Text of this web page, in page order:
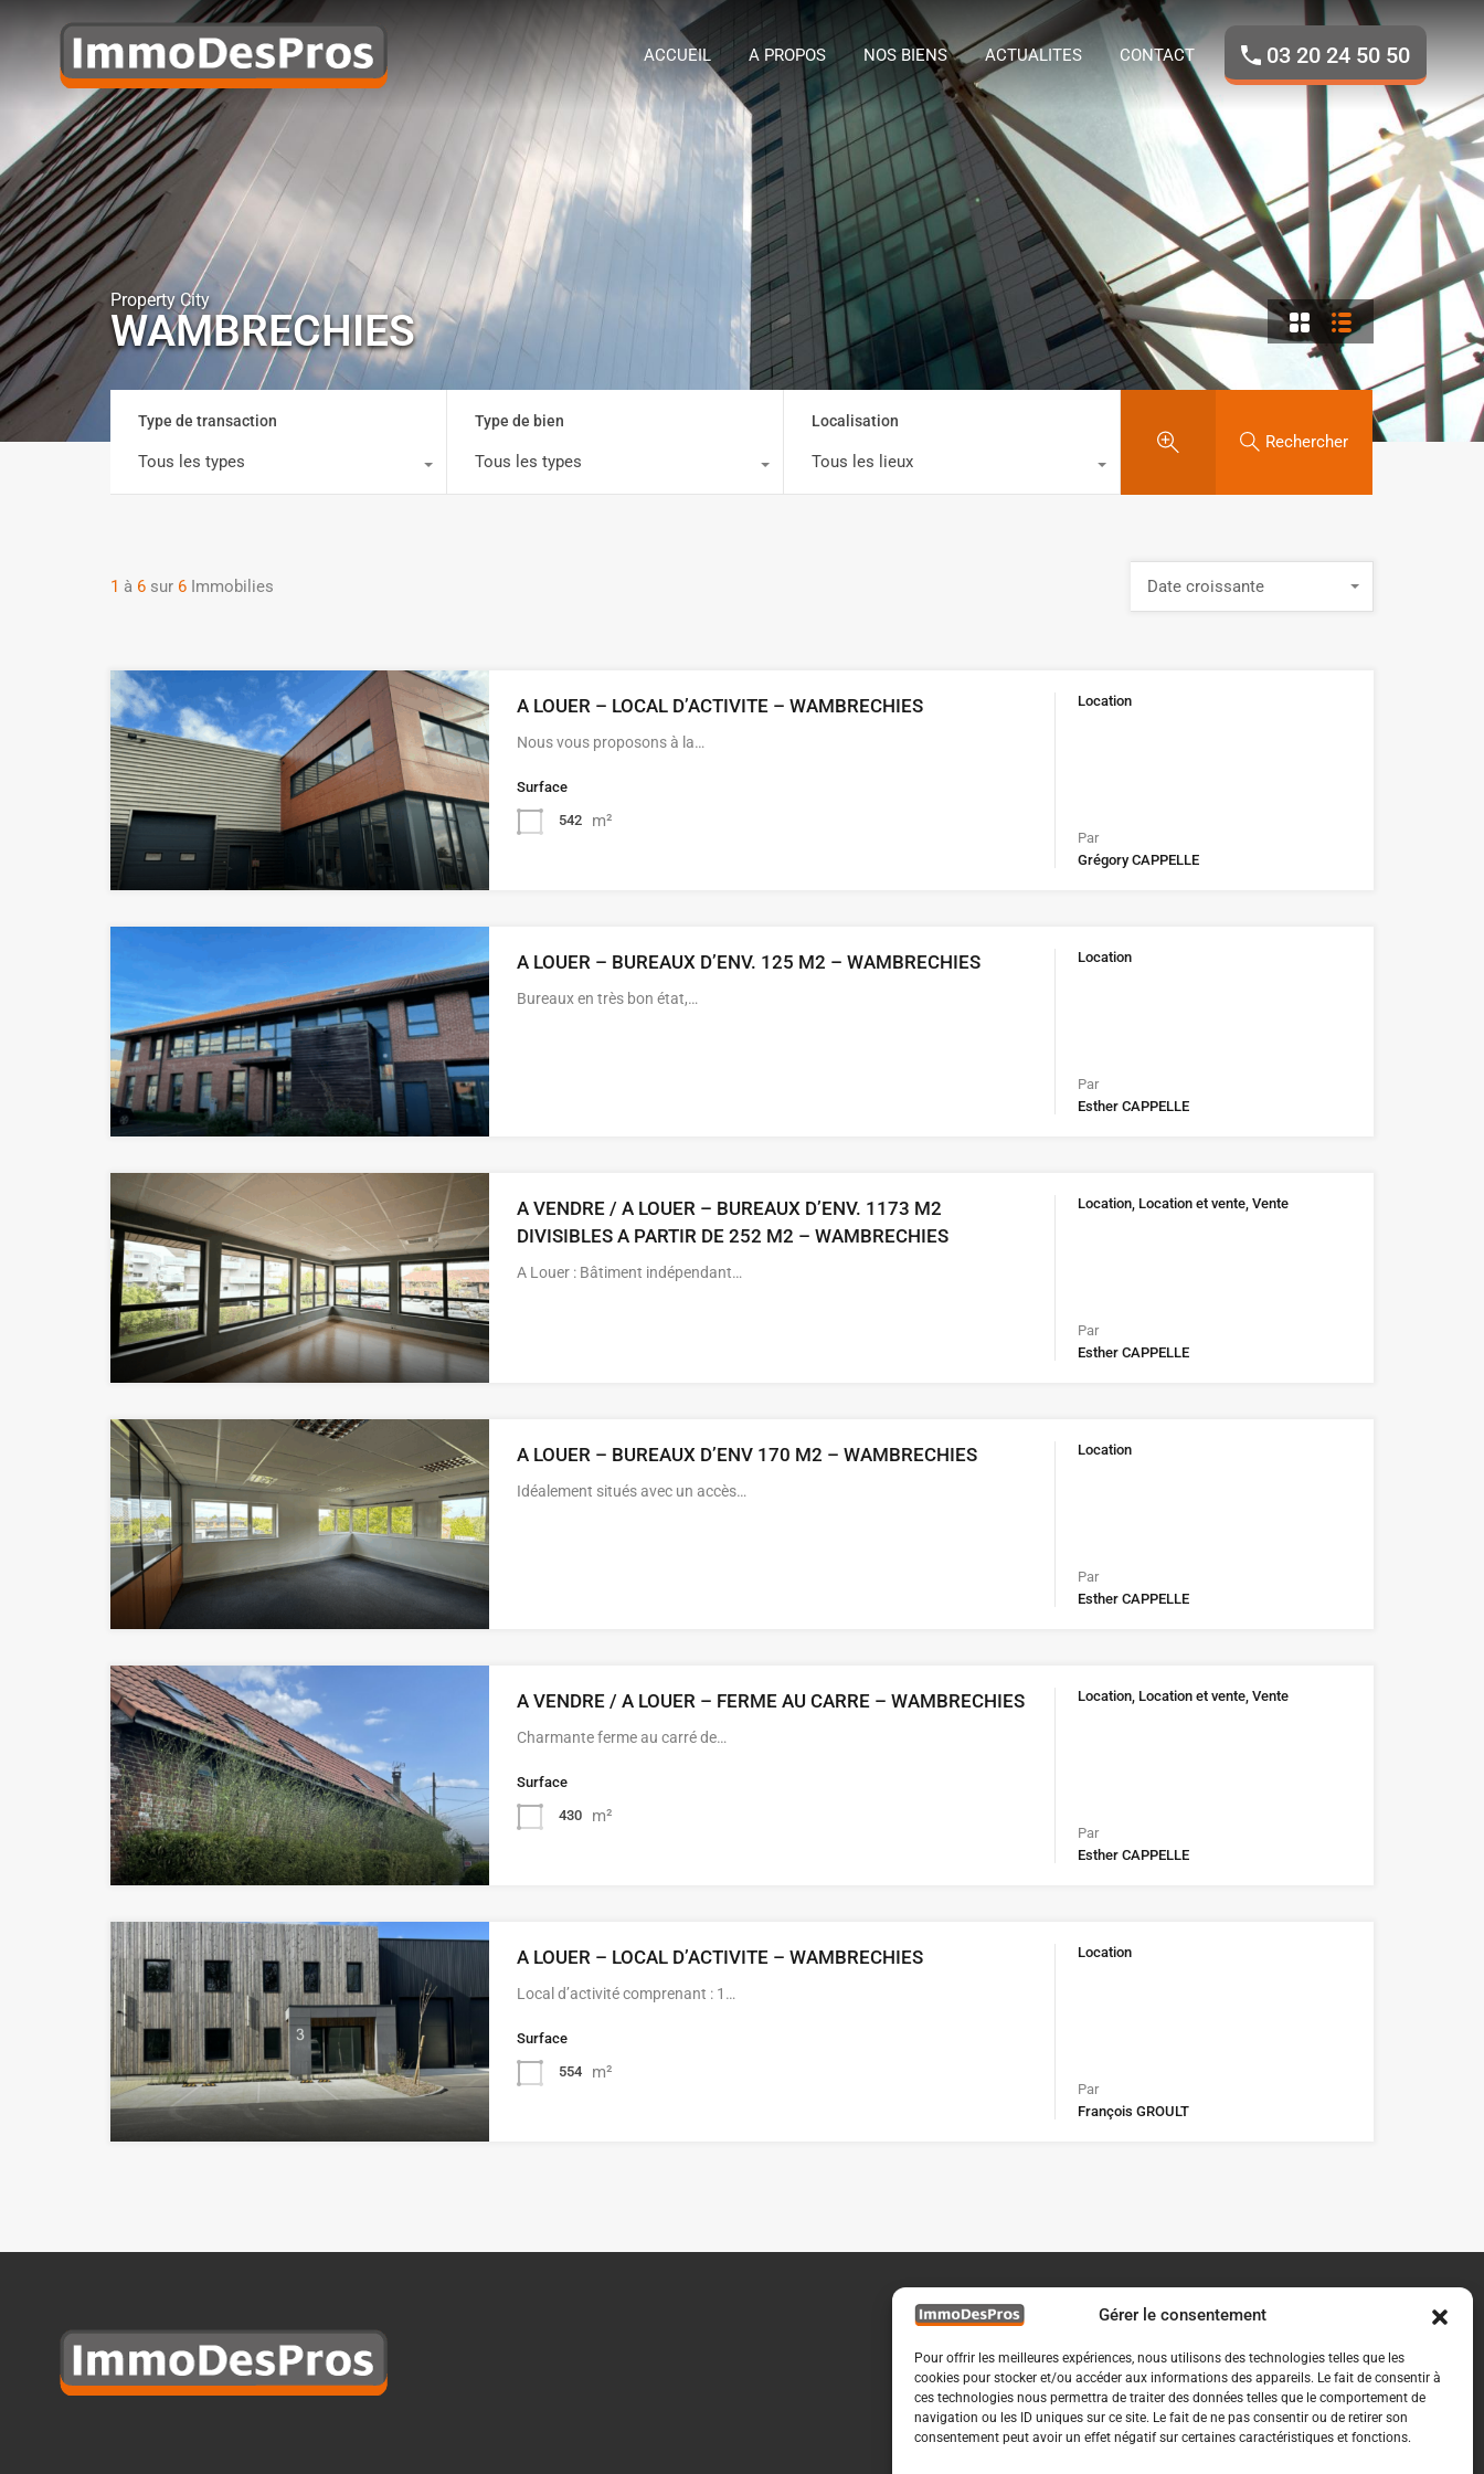
Gérer le consentement
Pour offrir les meilleures expériences, nous utilisons des technologies telles que les
cookies pour stocker et/ou accéder aux informations des appareils. Le fait de consentir à
ces technologies nous permettra de traiter des données telles que le comportement de
navigation ou les ID uniques sur ce site. Le fait de ne pas consentir ou de retirer son
consentement peut avoir un effet négatif sur certaines caractéristiques et fonctions.
ACCUEIL A PROPOS NOS BIENS ACTUALITES
ACCUEIL A PROPOS NOS BIENS ACTUALITES CONTACT 03 20 24 50 50
Property City
WAMBRECHIES
Type de transaction
Tous les types
Type de bien
Tous les types
Localisation
Tous les lieux
Rechercher
1 à 6 sur 6 Immobilies Date croissante
A LOUER – LOCAL D’ACTIVITE – WAMBRECHIES
Nous vous proposons à la…
Surface
542 m²
Location
Par
Grégory CAPPELLE
A LOUER – BUREAUX D’ENV. 125 M2 – WAMBRECHIES
Bureaux en très bon état,…
Location
Par
Esther CAPPELLE
A VENDRE / A LOUER – BUREAUX D’ENV. 1173 M2
DIVISIBLES A PARTIR DE 252 M2 – WAMBRECHIES
A Louer : Bâtiment indépendant…
Location, Location et vente, Vente
Par
Esther CAPPELLE
A LOUER – BUREAUX D’ENV 170 M2 – WAMBRECHIES
Idéalement situés avec un accès…
Location
Par
Esther CAPPELLE
A VENDRE / A LOUER – FERME AU CARRE – WAMBRECHIES
Charmante ferme au carré de…
Surface
430 m²
Location, Location et vente, Vente
Par
Esther CAPPELLE
A LOUER – LOCAL D’ACTIVITE – WAMBRECHIES
Local d’activité comprenant : 1…
Surface
554 m²
Location
Par
François GROULT